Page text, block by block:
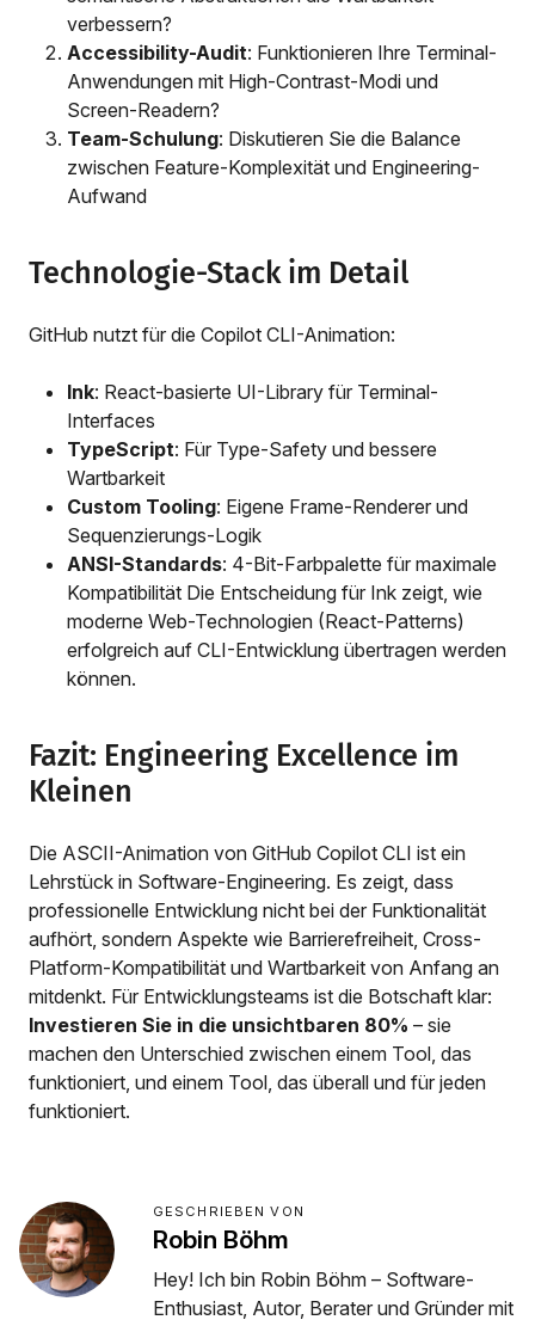
verbessern?
Accessibility-Audit: Funktionieren Ihre Terminal-
Anwendungen mit High-Contrast-Modi und
Screen-Readern?
Team-Schulung: Diskutieren Sie die Balance
zwischen Feature-Komplexität und Engineering-
Aufwand
Technologie-Stack im Detail
GitHub nutzt für die Copilot CLI-Animation:
Ink: React-basierte UI-Library für Terminal-
Interfaces
TypeScript: Für Type-Safety und bessere
Wartbarkeit
Custom Tooling: Eigene Frame-Renderer und
Sequenzierungs-Logik
ANSI-Standards: 4-Bit-Farbpalette für maximale
Kompatibilität Die Entscheidung für Ink zeigt, wie
moderne Web-Technologien (React-Patterns)
erfolgreich auf CLI-Entwicklung übertragen werden
können.
Fazit: Engineering Excellence im
Kleinen
Die ASCII-Animation von GitHub Copilot CLI ist ein
Lehrstück in Software-Engineering. Es zeigt, dass
professionelle Entwicklung nicht bei der Funktionalität
aufhört, sondern Aspekte wie Barrierefreiheit, Cross-
Platform-Kompatibilität und Wartbarkeit von Anfang an
mitdenkt. Für Entwicklungsteams ist die Botschaft klar:
Investieren Sie in die unsichtbaren 80% – sie
machen den Unterschied zwischen einem Tool, das
funktioniert, und einem Tool, das überall und für jeden
funktioniert.
GESCHRIEBEN VON
Robin Böhm
Hey! Ich bin Robin Böhm – Software-
Enthusiast, Autor, Berater und Gründer mit